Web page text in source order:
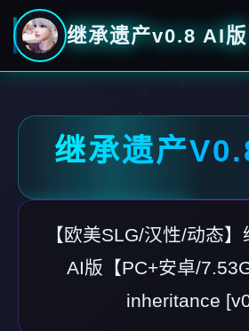
继承遗产v0.8 AI版
继承遗产
【欧美SLG/汉性/动态
AI版【PC+安卓/
inheritance